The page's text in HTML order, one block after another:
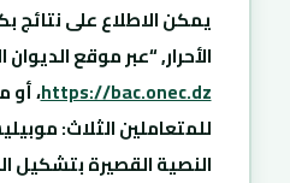
الأحرار, “عبر موقع
https://bac.onec.dz، أو
للمتعاملين الثلاث:
النصية القصيرة بتشكيل